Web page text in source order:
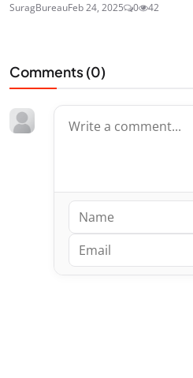
SuragBureauFeb 24, 2025 0 42
Comments (0)